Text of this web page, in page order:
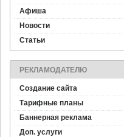
Афиша
Новости
Статьи
РЕКЛАМОДАТЕЛЮ
Создание сайта
Тарифные планы
Баннерная реклама
Доп. услуги